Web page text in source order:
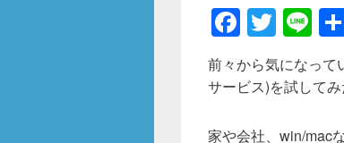
F
a
c
e
T
wi
tt
er
Li
n
e
前々から気になって
サービス)を試してみ
家や会社、win/mac